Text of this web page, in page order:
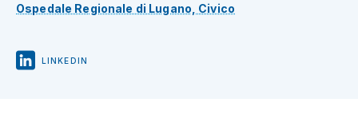
Ospedale Regionale di Lugano, Civico
LINKEDIN